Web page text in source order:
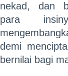
nekad, dan
para
demi
bernilai bagi